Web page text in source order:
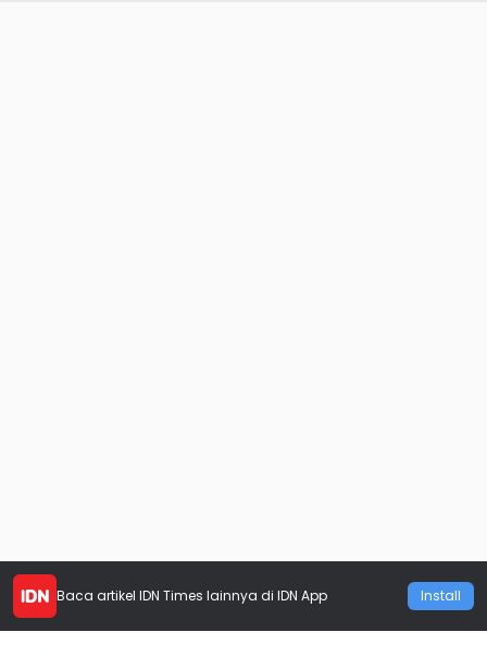
Baca artikel IDN Times lainnya di IDN App Install